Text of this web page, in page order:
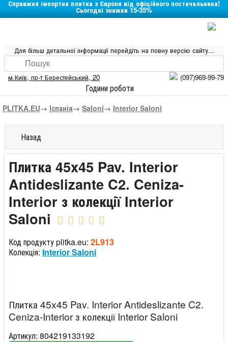
Справжня імпортна плитка з Європи від офіційного постачальника!
Сьогодні знижки 15-35%
Для більш детальної інформації перейдіть на повну версію сайту...
м.Київ, пр-т Берестейський, 20 (097)969-99-79
Години роботи
PLITKA.EU→ Іспанія→ Saloni→ Interior Saloni
Назад
Плитка 45x45 Pav. Interior
Antideslizante C2. Ceniza-
Interior з колекції Interior
Saloni
Код продукту plitka.eu: 2L913
Колекція: Interior Saloni
Плитка 45x45 Pav. Interior Antideslizante C2.
Ceniza-Interior з колекції Interior Saloni
Артикул: 804219133192